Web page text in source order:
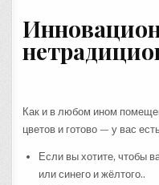
Как и в любом ином
цветов и готово — у вас
Если вы хотите, чтобы
или синего и жёлтого..